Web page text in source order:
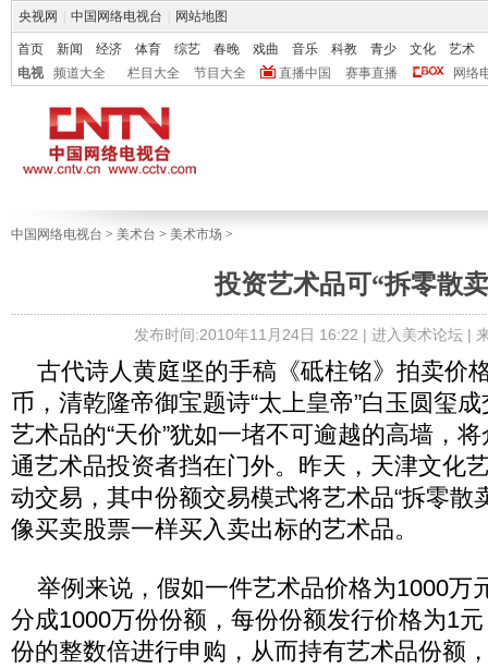
央视网 中国网络电视台 网站地图
首页 新闻 经济 体育 综艺 春晚 戏曲 音乐 科教 青少 文化
艺术
电视
频道大全 栏目大全 节目大全 直播中国 赛事直播 网络
中国网络电视台 > 美术台 > 美术市场 >
投资艺术品可“拆零散
发布时间:2010年11月24日 16:22 | 进入美术论坛|
古代诗人黄庭坚的手稿《砥柱铭》拍卖价
币，清乾隆帝御宝题诗“太上皇帝”白玉圆玺
艺术品的“天价”犹如一堵不可逾越的高墙，
通艺术品投资者挡在门外。昨天，天津文化
动交易，其中份额交易模式将艺术品“拆零散
像买卖股票一样买入卖出标的艺术品。
举例来说，假如一件艺术品价格为1000万
分成1000万份份额，每份份额发行价格为1
份的整数倍进行申购，从而持有艺术品份额